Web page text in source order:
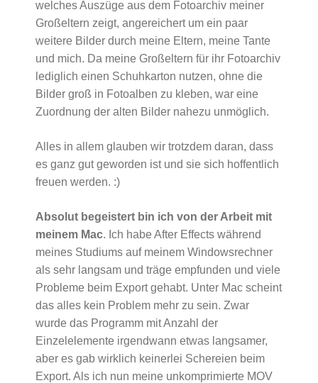
welches Auszüge aus dem Fotoarchiv meiner
Großeltern zeigt, angereichert um ein paar
weitere Bilder durch meine Eltern, meine Tante
und mich. Da meine Großeltern für ihr Fotoarchiv
lediglich einen Schuhkarton nutzen, ohne die
Bilder groß in Fotoalben zu kleben, war eine
Zuordnung der alten Bilder nahezu unmöglich.
Alles in allem glauben wir trotzdem daran, dass
es ganz gut geworden ist und sie sich hoffentlich
freuen werden. :)
Absolut begeistert bin ich von der Arbeit mit
meinem Mac. Ich habe After Effects während
meines Studiums auf meinem Windowsrechner
als sehr langsam und träge empfunden und viele
Probleme beim Export gehabt. Unter Mac scheint
das alles kein Problem mehr zu sein. Zwar
wurde das Programm mit Anzahl der
Einzelelemente irgendwann etwas langsamer,
aber es gab wirklich keinerlei Schereien beim
Export. Als ich nun meine unkomprimierte MOV